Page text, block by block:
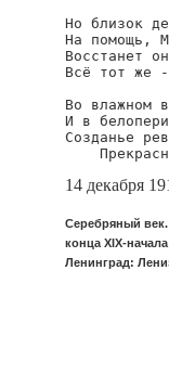
Но близок
На помощь,
Восстанет
Всё тот же -
Во влажном
И в
Созданье
14 декабря
Серебряный век.
конца XIX-
Ленинград: